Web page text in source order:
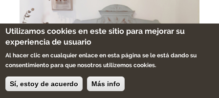
Utilizamos cookies en este sitio para mejorar su
experiencia de usuario
Al hacer clic en cualquier enlace en esta página se le está dando su
consentimiento para que nosotros utilizemos cookies.
Sí, estoy de acuerdo Más info